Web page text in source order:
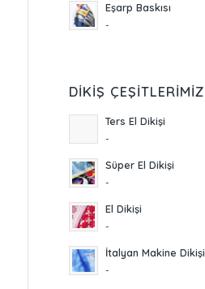
Eşarp Baskısı
-
DIKIŞ ÇEŞITLERIMIZ
Ters El Dikişi
-
Süper El Dikişi
-
El Dikişi
-
İtalyan Makine Dikişi
-